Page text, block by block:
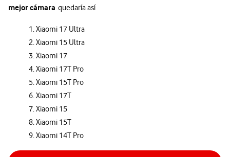
mejor cámara quedaría así
1. Xiaomi 17 Ultra
2. Xiaomi 15 Ultra
3. Xiaomi 17
4. Xiaomi 17T Pro
5. Xiaomi 15T Pro
6. Xiaomi 17T
7. Xiaomi 15
8. Xiaomi 15T
9. Xiaomi 14T Pro